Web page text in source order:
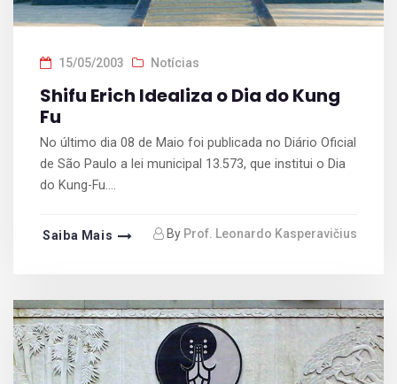
15/05/2003 Notícias
Shifu Erich Idealiza o Dia do Kung
Fu
No último dia 08 de Maio foi publicada no Diário Oficial
de São Paulo a lei municipal 13.573, que institui o Dia
do Kung-Fu....
Saiba Mais By Prof. Leonardo Kasperavičius